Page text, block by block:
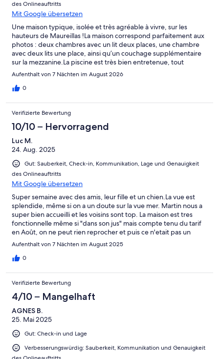
des Onlineauftritts
Mit Google übersetzen
Une maison typique, isolée et très agréable à vivre, sur les
hauteurs de Maureillas !La maison correspond parfaitement aux
photos : deux chambres avec un lit deux places, une chambre
avec deux lits une place, ainsi qu’un couchage supplémentaire
sur la mezzanine.La piscine est très bien entretenue, tout
comme la maison, qui est propre et agréable.Si vous en avez
l’occasion, nous vous recommandons également la visite de la
ferme du propriétaire. Une expérience fantastique ! Encore
passion et pour nous avoir permis d’entrevoir tout le travail que
cela représente au quotidien.Ce logement reflète parfaitement
ses propriétaires : accueillant, bucolique, chaleureux et
authentique.Merci encore une fois pour votre accueil et votre
bienveillance. Nous avons énormément apprécié notre séjour et
avons découvert votre belle région avec encore plus de plaisir
grâce à vous.
Aufenthalt von 7 Nächten im August 2026
0
Verifizierte Bewertung
10/10 – Hervorragend
Luc M.
24. Aug. 2025
Gut: Sauberkeit, Check-in, Kommunikation, Lage und Genauigkeit
des Onlineauftritts
Mit Google übersetzen
Super semaine avec des amis, leur fille et un chien.La vue est
splendide, même si on a un doute sur la vue mer. Martin nous a
super bien accueilli et les voisins sont top. La maison est tres
fonctionnelle même si "dans son jus" mais compte tenu du tarif
en Août, on ne peut rien reprocher et puis ce n'etait pas un
critere qui nous perturbait. Le bémol qui fait aussi la force du
site est l'accessibilité : le calme se mérite mais isole aussi du reste
en rajoutant du trajet. A vous de voir ce que vous recherchez
où aller ! Merci pour tout Martin !
Aufenthalt von 7 Nächten im August 2025
0
Verifizierte Bewertung
4/10 – Mangelhaft
AGNES B.
25. Mai 2025
Gut: Check-in und Lage
Verbesserungswürdig: Sauberkeit, Kommunikation und Genauigkeit